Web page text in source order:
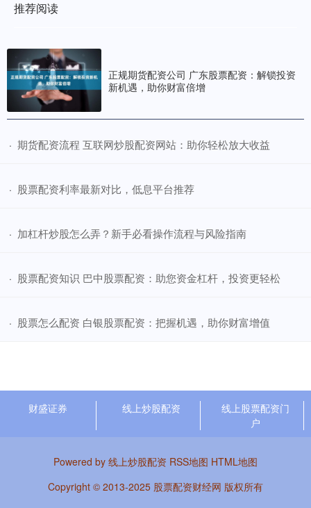
推荐阅读
正规期货配资公司 广东股票配资：解锁投资
新机遇，助你财富倍增
· ​期货配资流程 互联网炒股配资网站：助你轻松放大收益
· ​股票配资利率最新对比，低息平台推荐
· ​加杠杆炒股怎么弄？新手必看操作流程与风险指南
· ​股票配资知识 巴中股票配资：助您资金杠杆，投资更轻松
· ​股票怎么配资 白银股票配资：把握机遇，助你财富增值
财盛证券 线上炒股配资
线上股票配资门
户
Powered by 线上炒股配资 RSS地图 HTML地图
Copyright © 2013-2025 股票配资财经网 版权所有